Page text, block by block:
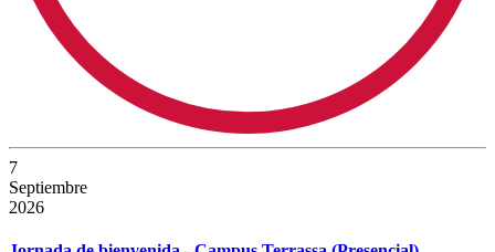
7
Septiembre
2026